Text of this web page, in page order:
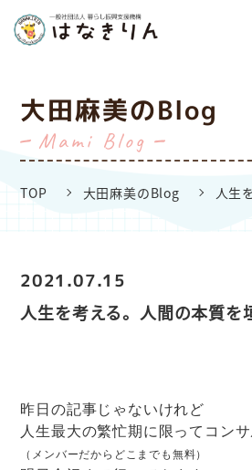
大田麻美のBlog
Mami Blog
TOP 大田麻美のBlog 人生
2021.07.15
人生を考える。人間の本質を
昨日の記事じゃないけれど
人生最大の繁忙期に限ってコン
（メンバーだからどこまでも無料）